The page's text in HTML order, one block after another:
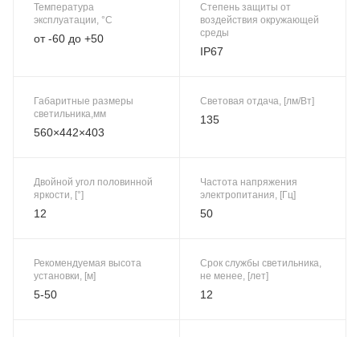
Температура
эксплуатации, °C
от -60 до +50
Степень защиты от
воздействия окружающей
среды
IP67
Габаритные размеры
светильника,мм
560×442×403
Световая отдача, [лм/Вт]
135
Двойной угол половинной
яркости, [°]
12
Частота напряжения
электропитания, [Гц]
50
Рекомендуемая высота
установки, [м]
5-50
Срок службы светильника,
не менее, [лет]
12